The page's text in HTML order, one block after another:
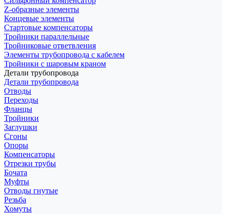
Z-образные элементы
Концевые элементы
Стартовые компенсаторы
Тройники параллельные
Тройниковые ответвления
Элементы трубопровода с кабелем
Тройники с шаровым краном
Детали трубопровода
Детали трубопровода
Отводы
Переходы
Фланцы
Тройники
Заглушки
Сгоны
Опоры
Компенсаторы
Отрезки трубы
Бочата
Муфты
Отводы гнутые
Резьба
Хомуты